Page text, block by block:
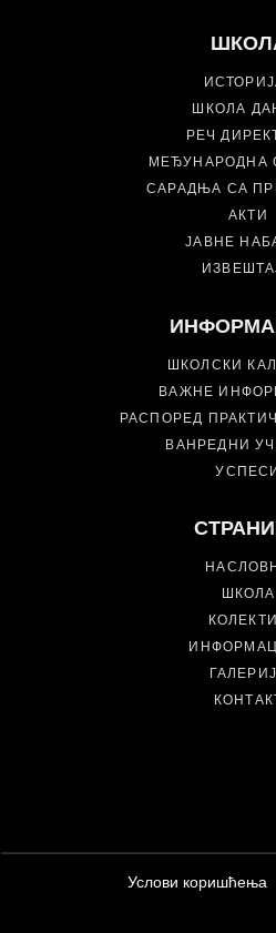
ШКОЛА
РЕЧ
МЕЂУНАРОДНА
САРАДЊА СА
АКТИ
ЈАВНЕ
ШКОЛСКИ
ВАЖНЕ
РАСПОРЕД
ВАНРЕДНИ
ШКОЛА
Услови коришћења